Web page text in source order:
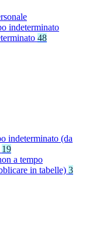
indeterminato
48
indeterminato (da
19
a tempo
in tabelle) 3